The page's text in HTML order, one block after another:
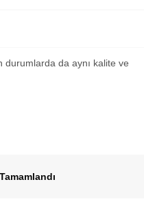
da aynı kalite ve
Tamamlandı